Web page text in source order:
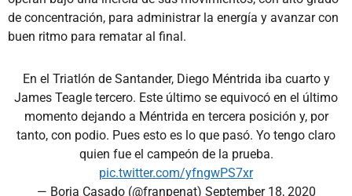
de concentración, para administrar la energía y avanzar con
buen ritmo para rematar al final.
En el Triatlón de Santander, Diego Méntrida iba cuarto y
James Teagle tercero. Este último se equivocó en el último
momento dejando a Méntrida en tercera posición y, por
tanto, con podio. Pues esto es lo que pasó. Yo tengo claro
quien fue el campeón de la prueba.
pic.twitter.com/yfngwPS7xr
— Borja Casado (@franpenat) September 18, 2020